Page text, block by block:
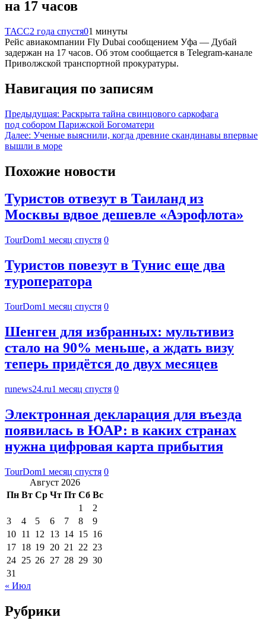
на 17 часов
ТАСС2 года спустя01 минуты
Рейс авиакомпании Fly Dubai сообщением Уфа — Дубай
задержан на 17 часов. Об этом сообщается в Telegram-канале
Приволжской транспортной прокуратуры.
Навигация по записям
Предыдущая: Раскрыта тайна свинцового саркофага
под собором Парижской Богоматери
Далее: Ученые выяснили, когда древние скандинавы впервые
вышли в море
Похожие новости
Туристов отвезут в Таиланд из
Москвы вдвое дешевле «Аэрофлота»
TourDom1 месяц спустя 0
Туристов повезут в Тунис еще два
туроператора
TourDom1 месяц спустя 0
Шенген для избранных: мультивиз
стало на 90% меньше, а ждать визу
теперь придётся до двух месяцев
runews24.ru1 месяц спустя 0
Электронная декларация для въезда
появилась в ЮАР: в каких странах
нужна цифровая карта прибытия
TourDom1 месяц спустя 0
Август 2026
Пн Вт Ср Чт Пт Сб Вс
1
2
3
4 5 6 7 8
9
10 11 12 13 14 15 16
17 18 19 20 21 22 23
24 25 26 27 28 29 30
31
« Июл
Рубрики